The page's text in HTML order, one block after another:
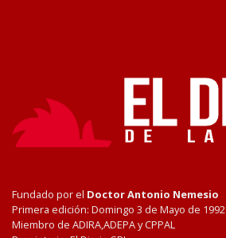
Fundado por el Doctor Antonio Nemesio
Primera edición: Domingo 3 de Mayo de 1992
Miembro de ADIRA,ADEPA y CPPAL